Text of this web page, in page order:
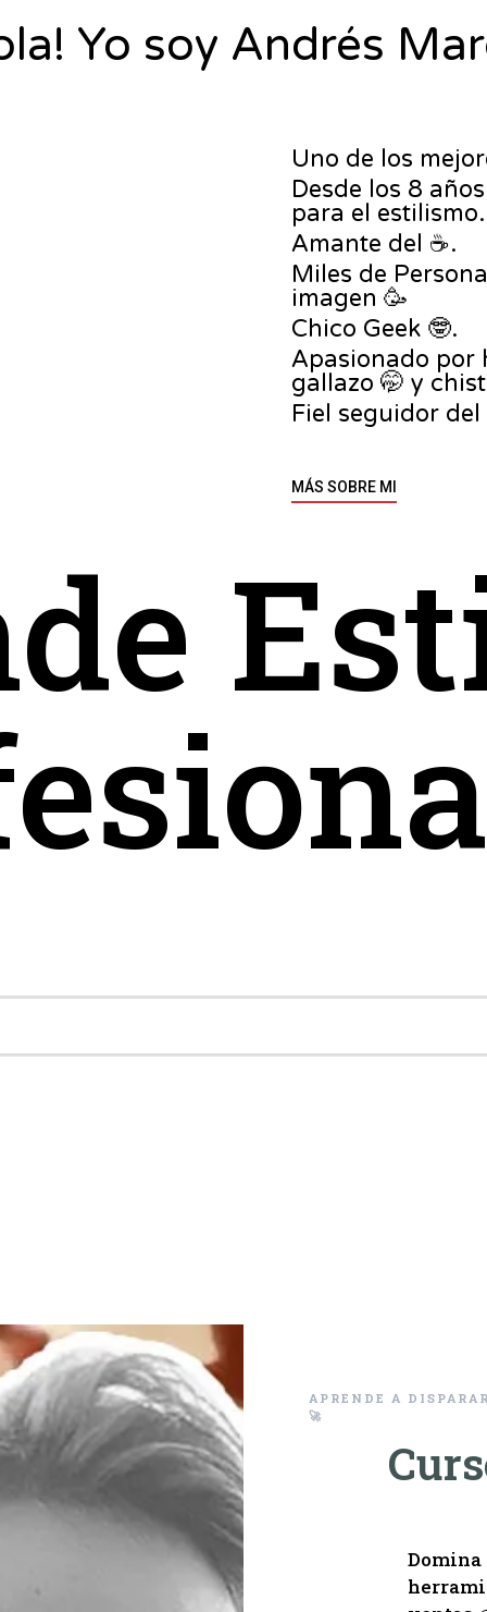
Yo soy Andrés
Uno de los
Desde los 8
para el estilismo.
Amante del ☕️.
Miles de
imagen 🥳
Chico Geek 🤓.
Apasionado por
gallazo 🤭 y
Fiel seguidor del
MÁS SOBRE MI
APRENDE A
🚀